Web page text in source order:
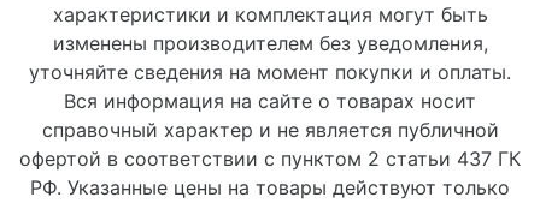
характеристики и комплектация могут быть
изменены производителем без уведомления,
уточняйте сведения на момент покупки и оплаты.
Вся информация на сайте о товарах носит
справочный характер и не является публичной
офертой в соответствии с пунктом 2 статьи 437 ГК
РФ. Указанные цены на товары действуют только